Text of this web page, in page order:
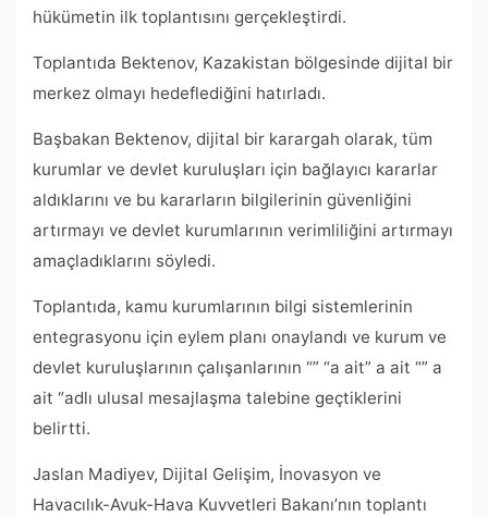
hükümetin ilk toplantısını gerçekleştirdi.
Toplantıda Bektenov, Kazakistan bölgesinde dijital bir
merkez olmayı hedeflediğini hatırladı.
Başbakan Bektenov, dijital bir karargah olarak, tüm
kurumlar ve devlet kuruluşları için bağlayıcı kararlar
aldıklarını ve bu kararların bilgilerinin güvenliğini
artırmayı ve devlet kurumlarının verimliliğini artırmayı
amaçladıklarını söyledi.
Toplantıda, kamu kurumlarının bilgi sistemlerinin
entegrasyonu için eylem planı onaylandı ve kurum ve
devlet kuruluşlarının çalışanlarının “” “a ait” a ait “” a
ait “adlı ulusal mesajlaşma talebine geçtiklerini
belirtti.
Jaslan Madiyev, Dijital Gelişim, İnovasyon ve
Havacılık-Avuk-Hava Kuvvetleri Bakanı’nın toplantı